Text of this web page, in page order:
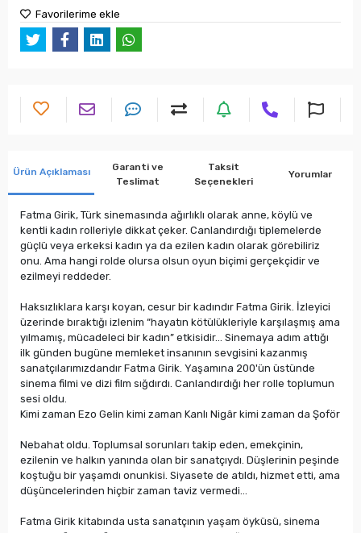
Favorilerime ekle
Ürün Açıklaması
Garanti ve
Teslimat
Taksit
Seçenekleri
Yorumlar
Fatma Girik, Türk sinemasında ağırlıklı olarak anne, köylü ve
kentli kadın rolleriyle dikkat çeker. Canlandırdığı tiplemelerde
güçlü veya erkeksi kadın ya da ezilen kadın olarak görebiliriz
onu. Ama hangi rolde olursa olsun oyun biçimi gerçekçidir ve
ezilmeyi reddeder.
Haksızlıklara karşı koyan, cesur bir kadındır Fatma Girik. İzleyici
üzerinde bıraktığı izlenim “hayatın kötülükleriyle karşılaşmış ama
yılmamış, mücadeleci bir kadın” etkisidir… Sinemaya adım attığı
ilk günden bugüne memleket insanının sevgisini kazanmış
sanatçılarımızdandır Fatma Girik. Yaşamına 200'ün üstünde
sinema filmi ve dizi film sığdırdı. Canlandırdığı her rolle toplumun
sesi oldu.
Kimi zaman Ezo Gelin kimi zaman Kanlı Nigâr kimi zaman da Şoför
Nebahat oldu. Toplumsal sorunları takip eden, emekçinin,
ezilenin ve halkın yanında olan bir sanatçıydı. Düşlerinin peşinde
koştuğu bir yaşamdı onunkisi. Siyasete de atıldı, hizmet etti, ama
düşüncelerinden hiçbir zaman taviz vermedi…
Fatma Girik kitabında usta sanatçının yaşam öyküsü, sinema